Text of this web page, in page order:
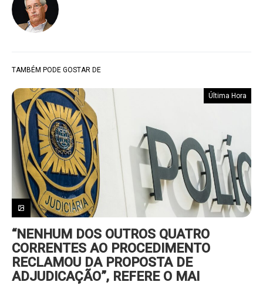
TAMBÉM PODE GOSTAR DE
Última Hora
“NENHUM DOS OUTROS QUATRO
CORRENTES AO PROCEDIMENTO
RECLAMOU DA PROPOSTA DE
ADJUDICAÇÃO”, REFERE O MAI